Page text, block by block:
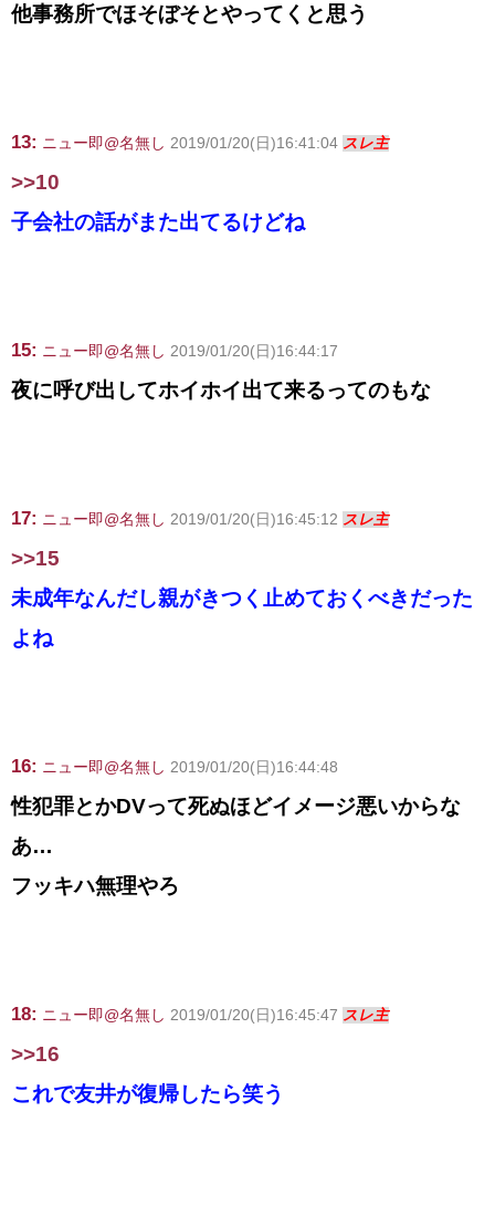
他事務所でほそぼそとやってくと思う
13: ニュー即@名無し 2019/01/20(日)16:41:04 スレ主
>>10
子会社の話がまた出てるけどね
15: ニュー即@名無し 2019/01/20(日)16:44:17
夜に呼び出してホイホイ出て来るってのもな
17: ニュー即@名無し 2019/01/20(日)16:45:12 スレ主
>>15
未成年なんだし親がきつく止めておくべきだった
よね
16: ニュー即@名無し 2019/01/20(日)16:44:48
性犯罪とかDVって死ぬほどイメージ悪いからな
あ…
フッキハ無理やろ
18: ニュー即@名無し 2019/01/20(日)16:45:47 スレ主
>>16
これで友井が復帰したら笑う